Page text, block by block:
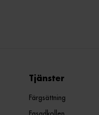
Tjänster
Färgsättning